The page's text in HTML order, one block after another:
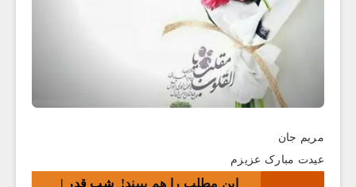
مریم جان
عیدت مبارک عزیزم
این مطلب را هم ببیند! شب قدر |